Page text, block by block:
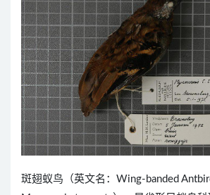
斑翅蚁鸟（英文名：Wing-banded